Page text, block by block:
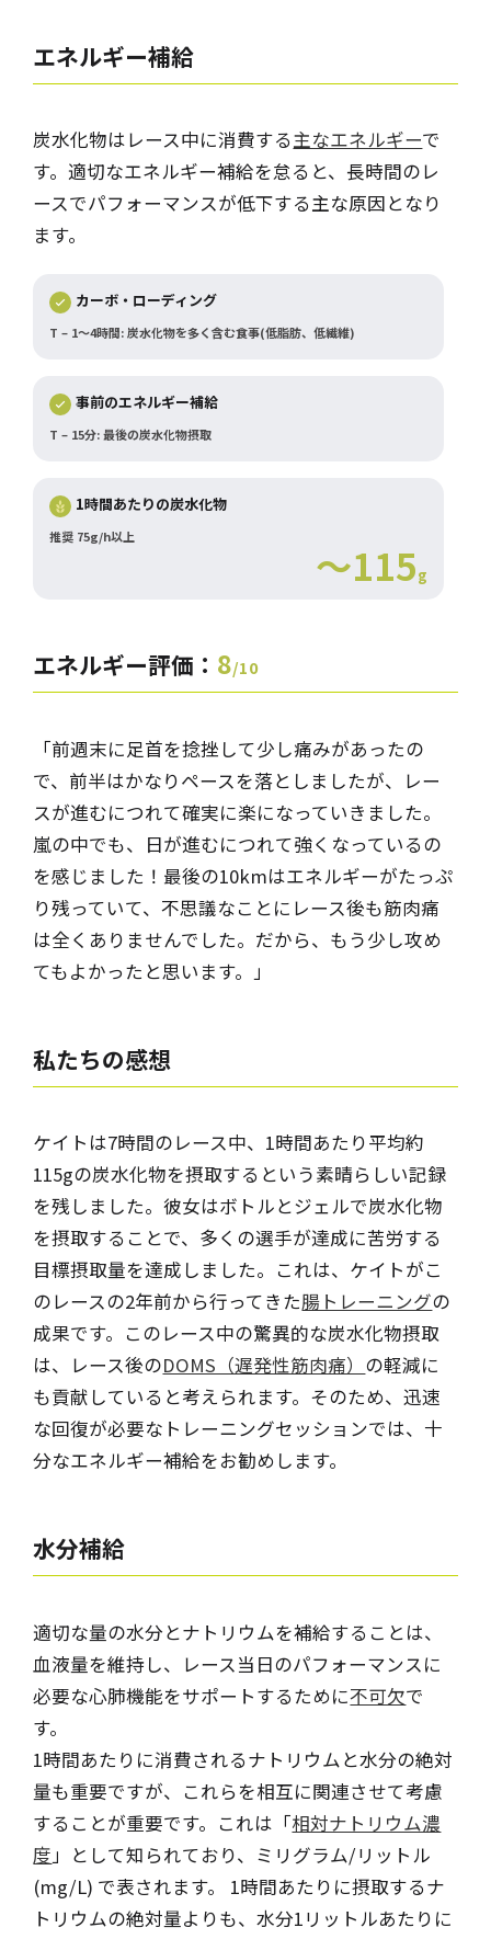
エネルギー補給
炭水化物はレース中に消費する主なエネルギーで
す。適切なエネルギー補給を怠ると、長時間のレ
ースでパフォーマンスが低下する主な原因となり
ます。
カーボ・ローディング
T – 1～4時間: 炭水化物を多く含む食事(低脂肪、低繊維)
事前のエネルギー補給
T – 15分: 最後の炭水化物摂取
1時間あたりの炭水化物
推奨 75g/h以上
～115g
エネルギー評価： 8/10
「前週末に足首を捻挫して少し痛みがあったの
で、前半はかなりペースを落としましたが、レー
スが進むにつれて確実に楽になっていきました。
嵐の中でも、日が進むにつれて強くなっているの
を感じました！最後の10kmはエネルギーがたっぷ
り残っていて、不思議なことにレース後も筋肉痛
は全くありませんでした。だから、もう少し攻め
てもよかったと思います。」
私たちの感想
ケイトは7時間のレース中、1時間あたり平均約
115gの炭水化物を摂取するという素晴らしい記録
を残しました。彼女はボトルとジェルで炭水化物
を摂取することで、多くの選手が達成に苦労する
目標摂取量を達成しました。これは、ケイトがこ
のレースの2年前から行ってきた腸トレーニングの
成果です。このレース中の驚異的な炭水化物摂取
は、レース後のDOMS（遅発性筋肉痛） の軽減に
も貢献していると考えられます。そのため、迅速
な回復が必要なトレーニングセッションでは、十
分なエネルギー補給をお勧めします。
水分補給
適切な量の水分とナトリウムを補給することは、
血液量を維持し、レース当日のパフォーマンスに
必要な心肺機能をサポートするために不可欠で
す。
1時間あたりに消費されるナトリウムと水分の絶対
量も重要ですが、これらを相互に関連させて考慮
することが重要です。これは「相対ナトリウム濃
度 」として知られており、ミリグラム/リットル
(mg/L) で表されます。 1時間あたりに摂取するナ
トリウムの絶対量よりも、水分1リットルあたりに